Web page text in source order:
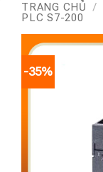
TRANG CHỦ /
PLC S7-200
-35%